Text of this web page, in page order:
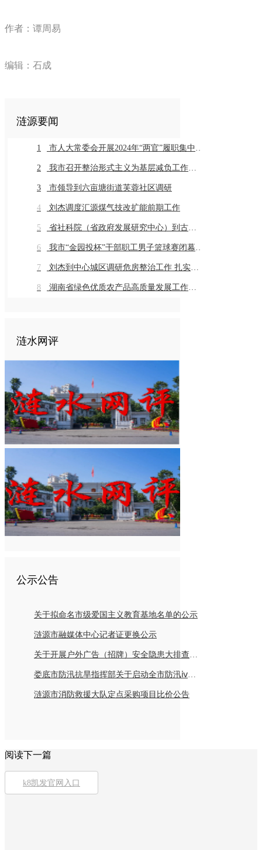
作者：谭周易
编辑：石成
涟源要闻
1 市人大常委会开展2024年“两官”履职集中评议
2 我市召开整治形式主义为基层减负工作推进会暨业务培训会议
3 市领导到六亩塘街道芙蓉社区调研
4 刘杰调度汇源煤气技改扩能前期工作
5 省社科院（省政府发展研究中心）到古仙界村调研乡村振兴工作
6 我市“金园投杯”干部职工男子篮球赛闭幕 市直组高新金园代表队 乡镇组桥头河镇代表队获得冠军
7 刘杰到中心城区调研危房整治工作 扎实推进危房整治工作 切实保障群众住房安全
8 湖南省绿色优质农产品高质量发展工作推进会在我市召开
涟水网评
公示公告
关于拟命名市级爱国主义教育基地名单的公示
涟源市融媒体中心记者证更换公示
关于开展户外广告（招牌）安全隐患大排查倡议书
娄底市防汛抗旱指挥部关于启动全市防汛ⅳ级应急响应的紧急通知
涟源市消防救援大队定点采购项目比价公告
阅读下一篇
k8凯发官网入口